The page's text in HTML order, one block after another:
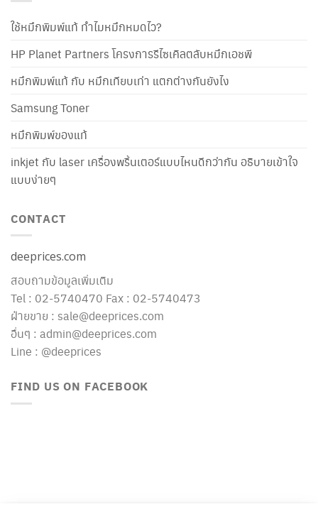
ใช้หมึกพิมพ์แท้ ทำไมหมึกหมดไว?
HP Planet Partners โครงการรีไซเคิลตลับหมึกเอชพี
หมึกพิมพ์แท้ กับ หมึกเทียบเท่า แตกต่างกันยังไง
Samsung Toner
หมึกพิมพ์ของแท้
inkjet กับ laser เครื่องพริ้นเตอร์แบบไหนดีกว่ากัน อธิบายเข้าใจ
แบบง่ายๆ
CONTACT
deeprices.com
สอบถามข้อมูลเพิ่มเติม
Tel : 02-5740470 Fax : 02-5740473
ฝ่ายขาย : sale@deeprices.com
อื่นๆ : admin@deeprices.com
Line : @deeprices
FIND US ON FACEBOOK